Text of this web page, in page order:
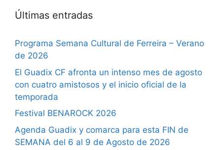
Últimas entradas
Programa Semana Cultural de Ferreira – Verano
de 2026
El Guadix CF afronta un intenso mes de agosto
con cuatro amistosos y el inicio oficial de la
temporada
Festival BENAROCK 2026
Agenda Guadix y comarca para esta FIN de
SEMANA del 6 al 9 de Agosto de 2026